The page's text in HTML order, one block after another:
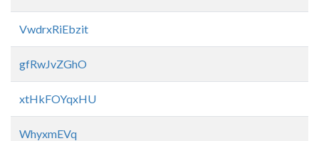
VwdrxRiEbzit
gfRwJvZGhO
xtHkFOYqxHU
WhyxmEVq